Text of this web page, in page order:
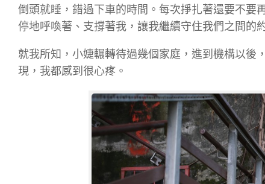
倒頭就睡，錯過下車的時間。每次掙扎著還要不要
停地呼喚著、支撐著我，讓我繼續守住我們之間的
就我所知，小婕輾轉待過幾個家庭，進到機構以後
現，我都感到很心疼。